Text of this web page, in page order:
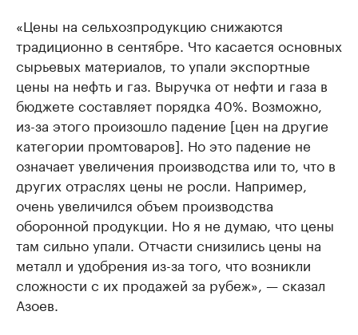
«Цены на сельхозпродукцию снижаются
традиционно в сентябре. Что касается основных
сырьевых материалов, то упали экспортные
цены на нефть и газ. Выручка от нефти и газа в
бюджете составляет порядка 40%. Возможно,
из-за этого произошло падение [цен на другие
категории промтоваров]. Но это падение не
означает увеличения производства или то, что в
других отраслях цены не росли. Например,
очень увеличился объем производства
оборонной продукции. Но я не думаю, что цены
там сильно упали. Отчасти снизились цены на
металл и удобрения из-за того, что возникли
сложности с их продажей за рубеж», — сказал
Азоев.